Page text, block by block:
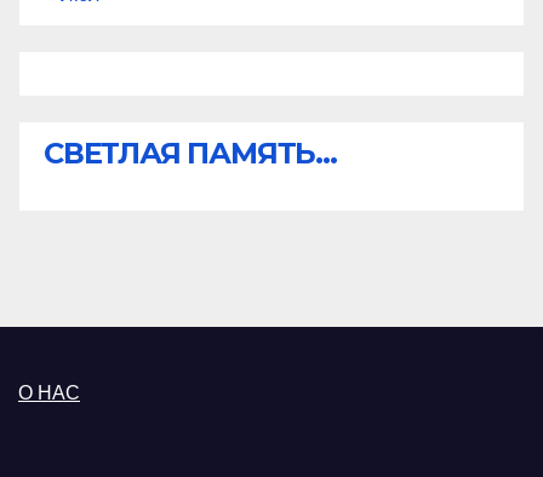
СВЕТЛАЯ ПАМЯТЬ...
О НАС